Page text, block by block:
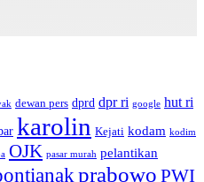
dewan pers dprd dpr ri google hut ri
karolin Kejati kodam kodim
OJK pasar murah pelantikan
prabowo PWI